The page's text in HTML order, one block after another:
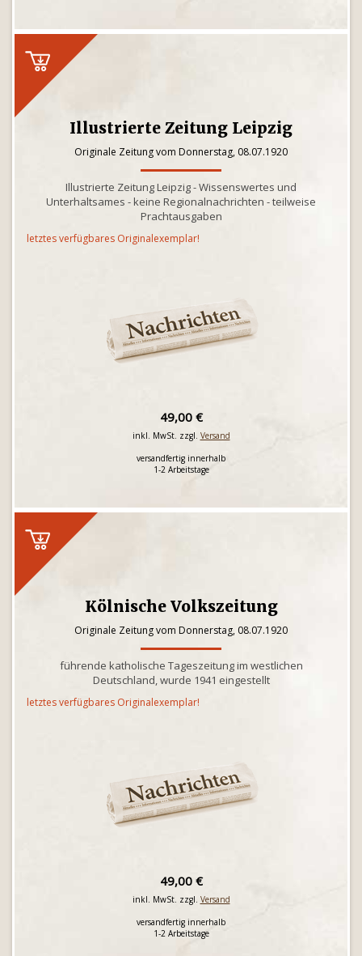
Illustrierte Zeitung Leipzig
Originale Zeitung vom Donnerstag, 08.07.1920
Illustrierte Zeitung Leipzig - Wissenswertes und
Unterhaltsames - keine Regionalnachrichten - teilweise
Prachtausgaben
letztes verfügbares Originalexemplar!
49,00 €
inkl. MwSt. zzgl. Versand
versandfertig innerhalb
1-2 Arbeitstage
Kölnische Volkszeitung
Originale Zeitung vom Donnerstag, 08.07.1920
führende katholische Tageszeitung im westlichen
Deutschland, wurde 1941 eingestellt
letztes verfügbares Originalexemplar!
49,00 €
inkl. MwSt. zzgl. Versand
versandfertig innerhalb
1-2 Arbeitstage